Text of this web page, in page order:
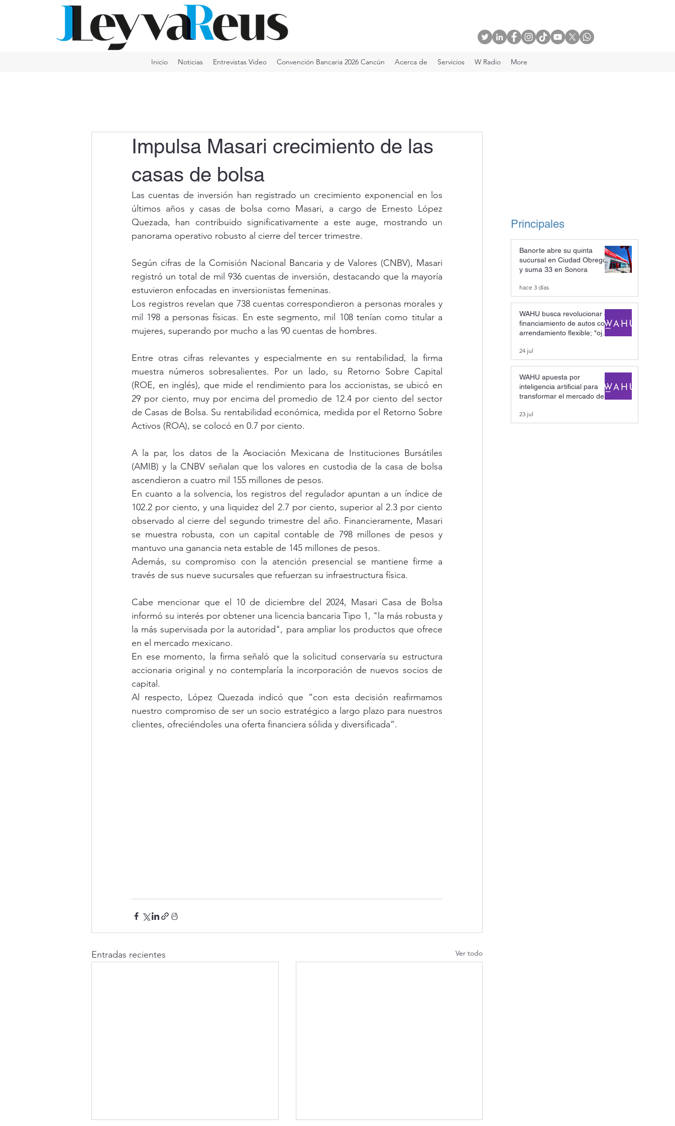
Inicio Noticias Entrevistas Video Convención Bancaria 2026 Cancún Acerca de Servicios W Radio More
Impulsa Masari crecimiento de las
casas de bolsa
Las cuentas de inversión han registrado un crecimiento exponencial en los
últimos años y casas de bolsa como Masari, a cargo de Ernesto López
Quezada, han contribuido significativamente a este auge, mostrando un
panorama operativo robusto al cierre del tercer trimestre.
Según cifras de la Comisión Nacional Bancaria y de Valores (CNBV), Masari
registró un total de mil 936 cuentas de inversión, destacando que la mayoría
estuvieron enfocadas en inversionistas femeninas.
Los registros revelan que 738 cuentas correspondieron a personas morales y
mil 198 a personas físicas. En este segmento, mil 108 tenían como titular a
mujeres, superando por mucho a las 90 cuentas de hombres.
Entre otras cifras relevantes y especialmente en su rentabilidad, la firma
muestra números sobresalientes. Por un lado, su Retorno Sobre Capital
(ROE, en inglés), que mide el rendimiento para los accionistas, se ubicó en
29 por ciento, muy por encima del promedio de 12.4 por ciento del sector
de Casas de Bolsa. Su rentabilidad económica, medida por el Retorno Sobre
Activos (ROA), se colocó en 0.7 por ciento.
A la par, los datos de la Asociación Mexicana de Instituciones Bursátiles
(AMIB) y la CNBV señalan que los valores en custodia de la casa de bolsa
ascendieron a cuatro mil 155 millones de pesos.
En cuanto a la solvencia, los registros del regulador apuntan a un índice de
102.2 por ciento, y una liquidez del 2.7 por ciento, superior al 2.3 por ciento
observado al cierre del segundo trimestre del año. Financieramente, Masari
se muestra robusta, con un capital contable de 798 millones de pesos y
mantuvo una ganancia neta estable de 145 millones de pesos.
Además, su compromiso con la atención presencial se mantiene firme a
través de sus nueve sucursales que refuerzan su infraestructura física.
Cabe mencionar que el 10 de diciembre del 2024, Masari Casa de Bolsa
informó su interés por obtener una licencia bancaria Tipo 1, "la más robusta y
la más supervisada por la autoridad", para ampliar los productos que ofrece
en el mercado mexicano.
En ese momento, la firma señaló que la solicitud conservaría su estructura
accionaria original y no contemplaría la incorporación de nuevos socios de
capital.
Al respecto, López Quezada indicó que “con esta decisión reafirmamos
nuestro compromiso de ser un socio estratégico a largo plazo para nuestros
clientes, ofreciéndoles una oferta financiera sólida y diversificada”.
Entradas recientes Ver todo
Principales
Banorte abre su quinta
sucursal en Ciudad Obregón
y suma 33 en Sonora
hace 3 días
WAHU busca revolucionar el
financiamiento de autos con
arrendamiento flexible; "ojalá
24 jul
WAHU apuesta por
inteligencia artificial para
transformar el mercado de
convertirse en unicornio
mexicano
23 jul